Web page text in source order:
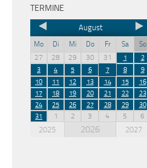
TERMINE
August
Mo Di Mi Do Fr Sa
So
27
28 29 30 31 1
2
3
4 5 6 7 8
9
10
11 12 13 14 15
16
17
18 19 20 21 22
23
24
25 26 27 28 29
30
31
1 2 3 4 5 6
2025 2026 2027